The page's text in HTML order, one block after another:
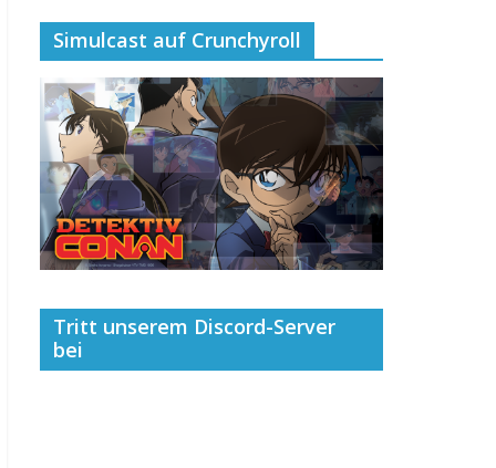
Simulcast auf Crunchyroll
Tritt unserem Discord-Server
bei